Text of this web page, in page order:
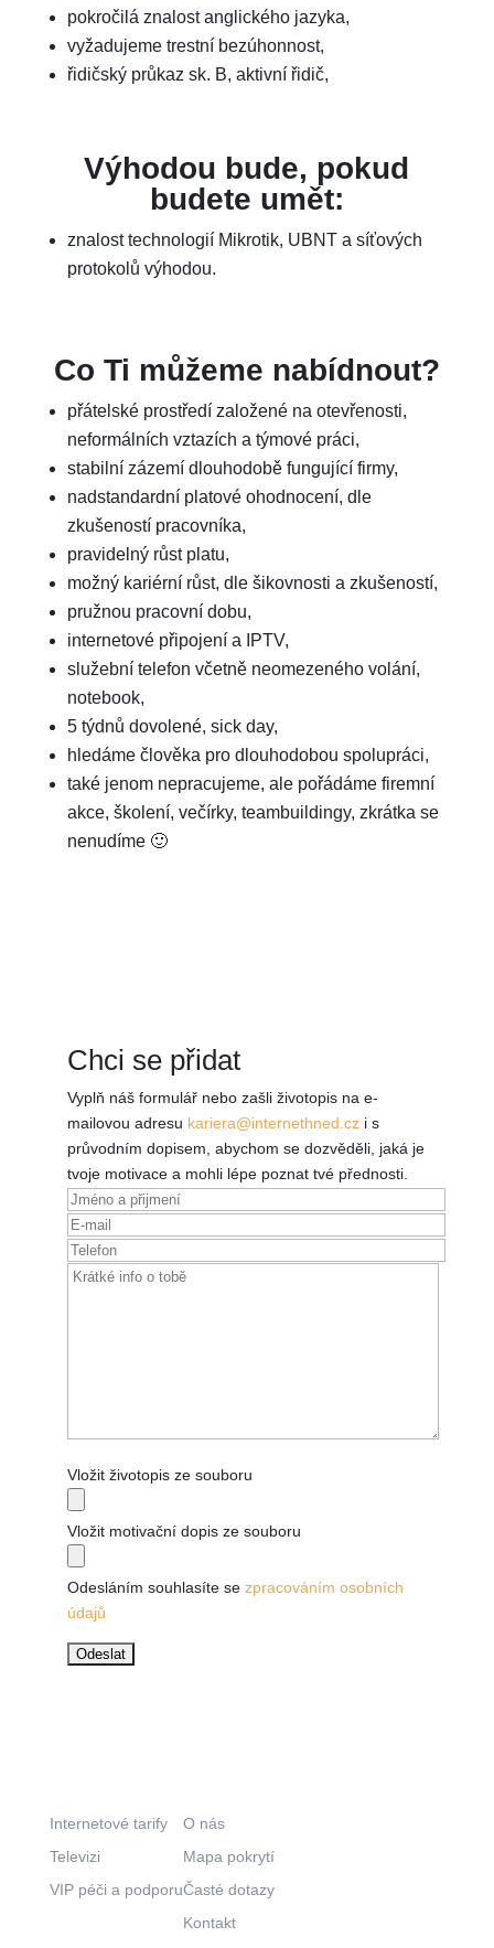
pokročilá znalost anglického jazyka,
vyžadujeme trestní bezúhonnost,
řidičský průkaz sk. B, aktivní řidič,
Výhodou bude, pokud
budete umět:
znalost technologií Mikrotik, UBNT a síťových
protokolů výhodou.
Co Ti můžeme nabídnout?
přátelské prostředí založené na otevřenosti,
neformálních vztazích a týmové práci,
stabilní zázemí dlouhodobě fungující firmy,
nadstandardní platové ohodnocení, dle
zkušeností pracovníka,
pravidelný růst platu,
možný kariérní růst, dle šikovnosti a zkušeností,
pružnou pracovní dobu,
internetové připojení a IPTV,
služební telefon včetně neomezeného volání,
notebook,
5 týdnů dovolené, sick day,
hledáme člověka pro dlouhodobou spolupráci,
také jenom nepracujeme, ale pořádáme firemní
akce, školení, večírky, teambuildingy, zkrátka se
nenudíme 🙂
Chci se přidat
Vyplň náš formulář nebo zašli životopis na e-
mailovou adresu kariera@internethned.czi s
průvodním dopisem, abychom se dozvěděli, jaká je
tvoje motivace a mohli lépe poznat tvé přednosti.
Vložit životopis ze souboru
Vložit motivační dopis ze souboru
Odesláním souhlasíte se zpracováním osobních
údajů
Internetové tarify
Televizi
VIP péči a podporu
O nás
Mapa pokrytí
Časté dotazy
Kontakt